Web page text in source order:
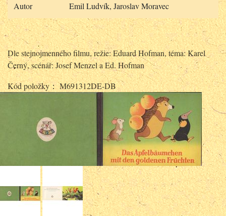
Autor Emil Ludvík, Jaroslav Moravec
Dle stejnojmenného filmu, režie: Eduard Hofman, téma: Karel
Černý, scénář: Josef Menzel a Ed. Hofman
Kód položky： M691312DE-DB